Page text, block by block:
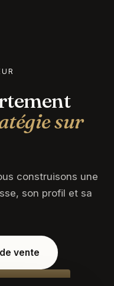
sur
construisons une
son profil et sa
vente